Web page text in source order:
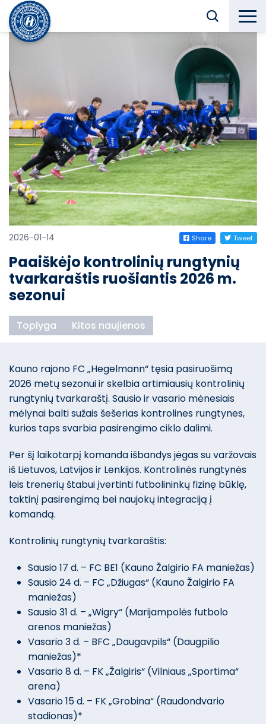
2026-01-14 Share Tweet
Paaiškėjo kontrolinių rungtynių
tvarkaraštis ruošiantis 2026 m.
sezonui
Toplyga Kitos naujienos
Kauno rajono FC „Hegelmann“ tęsia pasiruošimą
2026 metų sezonui ir skelbia artimiausių kontrolinių
rungtynių tvarkaraštį. Sausio ir vasario mėnesiais
mėlynai balti sužais šešerias kontrolines rungtynes,
kurios taps svarbia pasirengimo ciklo dalimi.
Per šį laikotarpį komanda išbandys jėgas su varžovais
iš Lietuvos, Latvijos ir Lenkijos. Kontrolinės rungtynės
leis trenerių štabui įvertinti futbolininkų fizinę būklę,
taktinį pasirengimą bei naujokų integraciją į
komandą.
Kontrolinių rungtynių tvarkaraštis:
Sausio 17 d. – FC BE1 (Kauno Žalgirio FA maniežas)
Sausio 24 d. – FC „Džiugas“ (Kauno Žalgirio FA
maniežas)
Sausio 31 d. – „Wigry“ (Marijampolės futbolo
arenos maniežas)
Vasario 3 d. – BFC „Daugavpils“ (Daugpilio
maniežas)*
Vasario 8 d. – FK „Žalgiris“ (Vilniaus „Sportima“
arena)
Vasario 15 d. – FK „Grobina“ (Raudondvario
stadionas)*